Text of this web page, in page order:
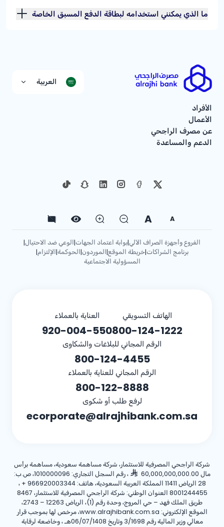
ما الذي يمكنني استخدامه لبطاقة الدفع المسبق الخاصة
العربية
الأفراد
الأعمال
عن مصرف الراجحي
الدعم والمساعدة
A
A
الفروع وأجهزة الصراف الآلي|بوابة اعتماد الجهات|الوعي ضد الاحتيال|
برنامج الشراكات|خريطة الموقع|الموردون|الحوكمة|الإلتزام|
المسؤولية الاجتماعية
الهاتف التسويقي
800-124-1222
العناية بالعملاء
920-004-550
الرقم المجاني للبلاغات والشكاوى
800-124-4455
الرقم المجاني للعناية بالعملاء
800-122-8888
لرفع طلب أو شكوى
ecorporate@alrajhibank.com.sa
شركة الراجحي المصرفية للاستثمار، شركة مساهمة سعودية، مساهمة برأس
مال 60,000,000,000.00
، رقم السجل التجاري: 1010000096، ص.ب:
28 الرياض 11411 المملكة العربية السعودية، هاتف:
+ 966920003344 ،
8001244455 العنوان الوطني: شركة الراجحي المصرفية للاستثمار، 8467
طريق الملك فهد – حي المروج، وحدة رقم (1)، الرياض 12263 – 2743،
الموقع الإلكتروني: www.alrajhibank.com.sa، مرخص لها بموجب قرار
معالي وزير المالية رقم 3/1698 وتاريخ 06/07/1408هـ ، وخاضعة لرقابة